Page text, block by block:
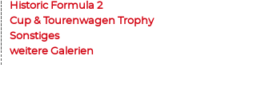
Historic Formula 2
Cup & Tourenwagen Trophy
Sonstiges
weitere Galerien